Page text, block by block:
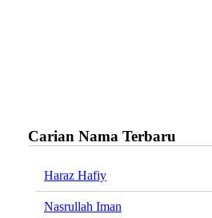
Carian Nama Terbaru
Haraz Hafiy
Nasrullah Iman